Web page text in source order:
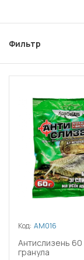
Фильтр
Код: АМ016
Антислизень 60
гранула